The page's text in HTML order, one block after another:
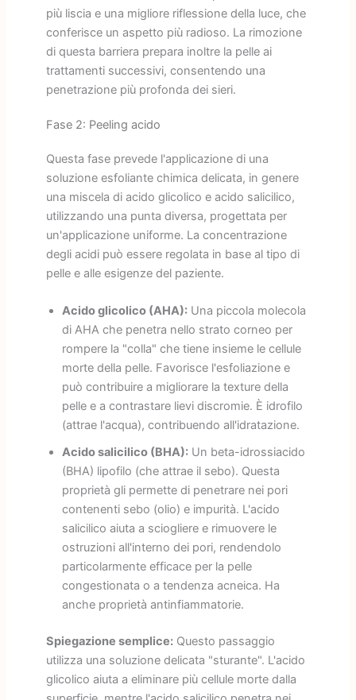
più liscia e una migliore riflessione della luce, che
conferisce un aspetto più radioso. La rimozione
di questa barriera prepara inoltre la pelle ai
trattamenti successivi, consentendo una
penetrazione più profonda dei sieri.
Fase 2: Peeling acido
Questa fase prevede l'applicazione di una
soluzione esfoliante chimica delicata, in genere
una miscela di acido glicolico e acido salicilico,
utilizzando una punta diversa, progettata per
un'applicazione uniforme. La concentrazione
degli acidi può essere regolata in base al tipo di
pelle e alle esigenze del paziente.
Acido glicolico (AHA):Una piccola molecola
di AHA che penetra nello strato corneo per
rompere la "colla" che tiene insieme le cellule
morte della pelle. Favorisce l'esfoliazione e
può contribuire a migliorare la texture della
pelle e a contrastare lievi discromie. È idrofilo
(attrae l'acqua), contribuendo all'idratazione.
Acido salicilico (BHA):Un beta-idrossiacido
(BHA) lipofilo (che attrae il sebo). Questa
proprietà gli permette di penetrare nei pori
contenenti sebo (olio) e impurità. L'acido
salicilico aiuta a sciogliere e rimuovere le
ostruzioni all'interno dei pori, rendendolo
particolarmente efficace per la pelle
congestionata o a tendenza acneica. Ha
anche proprietà antinfiammatorie.
Spiegazione semplice:Questo passaggio
utilizza una soluzione delicata "sturante". L'acido
glicolico aiuta a eliminare più cellule morte dalla